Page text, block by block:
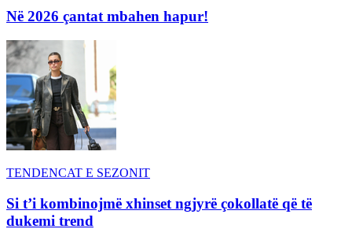
Në 2026 çantat mbahen hapur!
TENDENCAT E SEZONIT
Si t’i kombinojmë xhinset ngjyrë çokollatë që të
dukemi trend